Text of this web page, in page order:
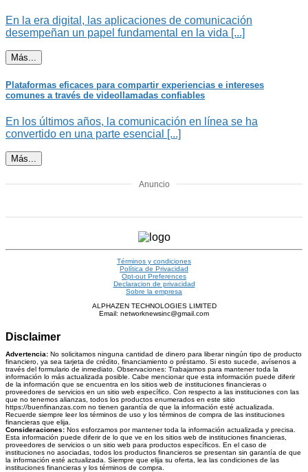
En la era digital, las aplicaciones de comunicación
desempeñan un papel fundamental en la vida [...]
Más...
Plataformas eficaces para compartir experiencias e intereses
comunes a través de videollamadas confiables
En los últimos años, la comunicación en línea se ha
convertido en una parte esencial [...]
Más...
Anuncio
Términos y condiciones
Política de Privacidad
Opt-out Preferences
Declaracion de privacidad
Sobre la empresa
ALPHAZEN TECHNOLOGIES LIMITED
Email: networknewsinc@gmail.com
Disclaimer
Advertencia: No solicitamos ninguna cantidad de dinero para liberar ningún tipo de producto
financiero, ya sea tarjeta de crédito, financiamiento o préstamo. Si esto sucede, avísenos a
través del formulario de inmediato. Observaciones: Trabajamos para mantener toda la
información lo más actualizada posible. Cabe mencionar que esta información puede diferir
de la información que se encuentra en los sitios web de instituciones financieras o
proveedores de servicios en un sitio web específico. Con respecto a las instituciones con las
que no tenemos alianzas, todos los productos enumerados en este sitio
https://buenfinanzas.com no tienen garantía de que la información esté actualizada.
Recuerde siempre leer los términos de uso y los términos de compra de las instituciones
financieras que elija.
Consideraciones: Nos esforzamos por mantener toda la información actualizada y precisa.
Esta información puede diferir de lo que ve en los sitios web de instituciones financieras,
proveedores de servicios o un sitio web para productos específicos. En el caso de
instituciones no asociadas, todos los productos financieros se presentan sin garantía de que
la información esté actualizada. Siempre que elija su oferta, lea las condiciones de las
instituciones financieras y los términos de compra.